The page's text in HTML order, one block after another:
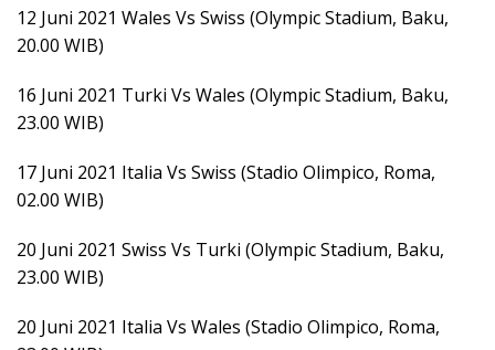
12 Juni 2021 Wales Vs Swiss (Olympic Stadium, Baku,
20.00 WIB)
16 Juni 2021 Turki Vs Wales (Olympic Stadium, Baku,
23.00 WIB)
17 Juni 2021 Italia Vs Swiss (Stadio Olimpico, Roma,
02.00 WIB)
20 Juni 2021 Swiss Vs Turki (Olympic Stadium, Baku,
23.00 WIB)
20 Juni 2021 Italia Vs Wales (Stadio Olimpico, Roma,